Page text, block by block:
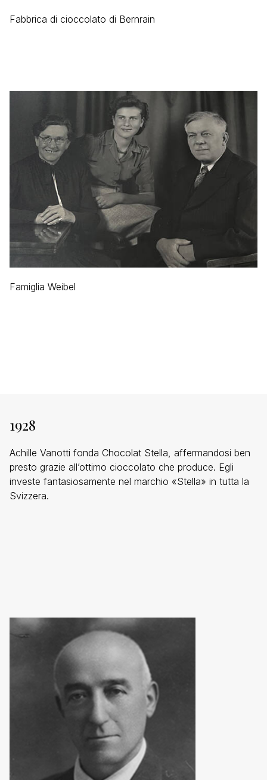
Fabbrica di cioccolato di Bernrain
Famiglia Weibel
1928
Achille Vanotti fonda Chocolat Stella, affermandosi ben
presto grazie all’ottimo cioccolato che produce. Egli
investe fantasiosamente nel marchio «Stella» in tutta la
Svizzera.